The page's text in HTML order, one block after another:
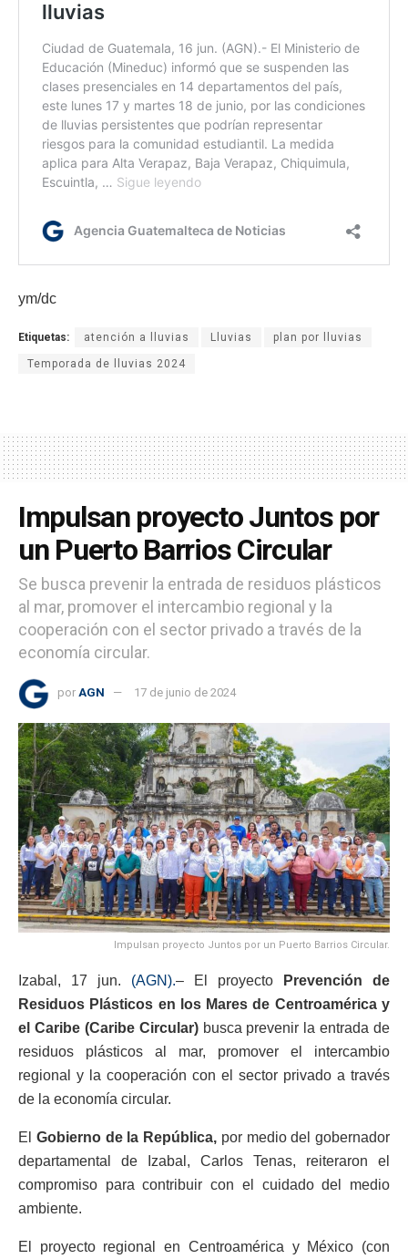
ym/dc
Etiquetas: atención a lluvias Lluvias plan por lluvias
Temporada de lluvias 2024
Impulsan proyecto Juntos por
un Puerto Barrios Circular
Se busca prevenir la entrada de residuos plásticos
al mar, promover el intercambio regional y la
cooperación con el sector privado a través de la
economía circular.
por AGN 17 de junio de 2024
Impulsan proyecto Juntos por un Puerto Barrios Circular.
Izabal, 17 jun. (AGN).– El proyecto
Prevención de
Residuos Plásticos en los Mares de Centroamérica y
el Caribe (Caribe Circular) busca prevenir la entrada de
residuos plásticos al mar, promover el intercambio
regional y la cooperación con el sector privado a través
de la economía circular.
El Gobierno de la República, por medio del gobernador
departamental de Izabal, Carlos Tenas, reiteraron el
compromiso para contribuir con el cuidado del medio
ambiente.
El proyecto regional en Centroamérica y México (con